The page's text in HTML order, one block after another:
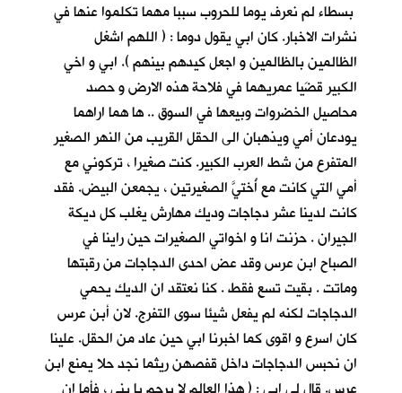
بسطاء لم نعرف يوما للحروب سببا مهما تكلموا عنها في
نشرات الاخبار. كان ابي يقول دوما : ( اللهم اشغل
الظالمين بالظالمين و اجعل كيدهم بينهم ). ابي و اخي
الكبير قضَيا عمريهما في فلاحة هذه الارض و حصد
محاصيل الخضروات وبيعها في السوق .. ها هما اراهما
يودعان أمي ويذهبان الى الحقل القريب من النهر الصغير
المتفرع من شط العرب الكبير. كنت صغيرا ، تركوني مع
أمي التي كانت مع أُختيَّ الصغيرتين ، يجمعن البيض. فقد
كانت لدينا عشر دجاجات وديك مهارش يغلب كل ديكة
الجيران . حزنت انا و اخواتي الصغيرات حين راينا في
الصباح ابن عرس وقد عض احدى الدجاجات من رقبتها
وماتت . بقيت تسع فقط . كنا نعتقد ان الديك يحمي
الدجاجات لكنه لم يفعل شيئا سوى التفرج. لان أبن عرس
كان اسرع و اقوى كما اخبرنا ابي حين عاد من الحقل. علينا
ان نحبس الدجاجات داخل قفصهن ريثما نجد حلا يمنع ابن